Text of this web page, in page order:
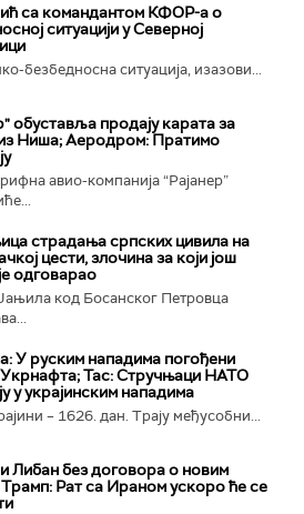
са командантом КФОР-а о
ситуацији у Северној
безбедносна ситуација, изазови...
обуставља продају карата за
Ниша; Аеродром: Пратимо
авио-компанија “Рајанер”
страдања српских цивила на
цести, злочина за који још
одговарао
код Босанског Петровца
У руским нападима погођени
Укрнафта; Тас: Стручњаци НАТО
у украјинским нападима
– 1626. дан. Трају међусобни...
Либан без договора о новим
Рат са Ираном ускоро ће се